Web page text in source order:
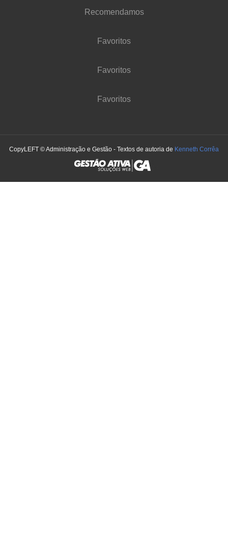
Recomendamos
Favoritos
Favoritos
Favoritos
CopyLEFT © Administração e Gestão - Textos de autoria de Kenneth Corrêa